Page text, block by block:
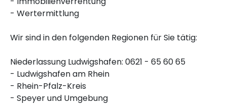
- Wertermittlung
Wir sind in den folgenden Regionen für Sie tätig:
Niederlassung Ludwigshafen: 0621 - 65 60 65
- Ludwigshafen am Rhein
- Rhein-Pfalz-Kreis
- Speyer und Umgebung